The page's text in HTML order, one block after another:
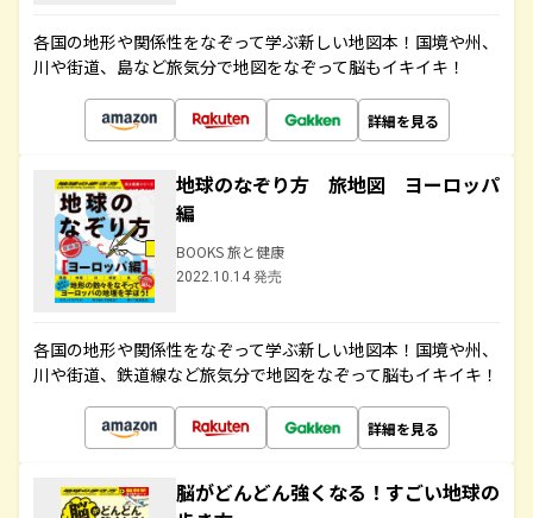
各国の地形や関係性をなぞって学ぶ新しい地図本！国境や州、
川や街道、島など旅気分で地図をなぞって脳もイキイキ！
詳細を見る
地球のなぞり方 旅地図 ヨーロッパ
編
BOOKS 旅と健康
2022.10.14 発売
各国の地形や関係性をなぞって学ぶ新しい地図本！国境や州、
川や街道、鉄道線など旅気分で地図をなぞって脳もイキイキ！
詳細を見る
脳がどんどん強くなる！すごい地球の